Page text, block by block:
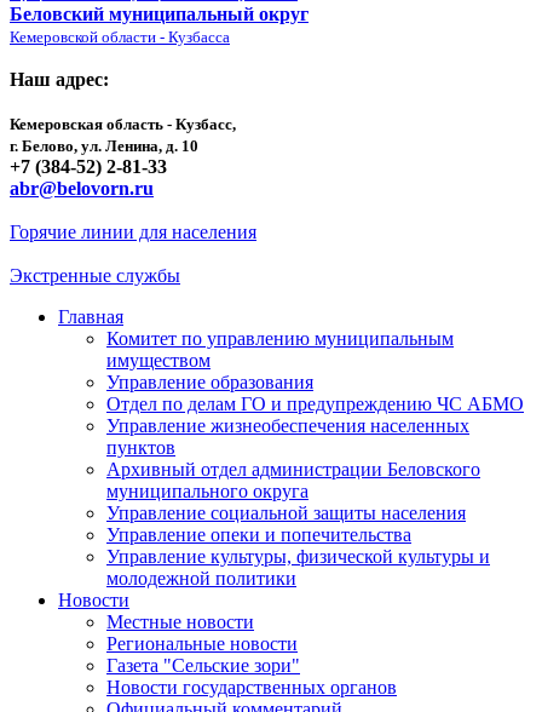
Беловский муниципальный округ
Кемеровской области - Кузбасса
Наш адрес:
Кемеровская область - Кузбасс,
г. Белово, ул. Ленина, д. 10
+7 (384-52) 2-81-33
abr@belovorn.ru
Горячие линии для населения
Экстренные службы
Главная
Комитет по управлению муниципальным
имуществом
Управление образования
Отдел по делам ГО и предупреждению ЧС АБМО
Управление жизнеобеспечения населенных
пунктов
Архивный отдел администрации Беловского
муниципального округа
Управление социальной защиты населения
Управление опеки и попечительства
Управление культуры, физической культуры и
молодежной политики
Новости
Местные новости
Региональные новости
Газета "Сельские зори"
Новости государственных органов